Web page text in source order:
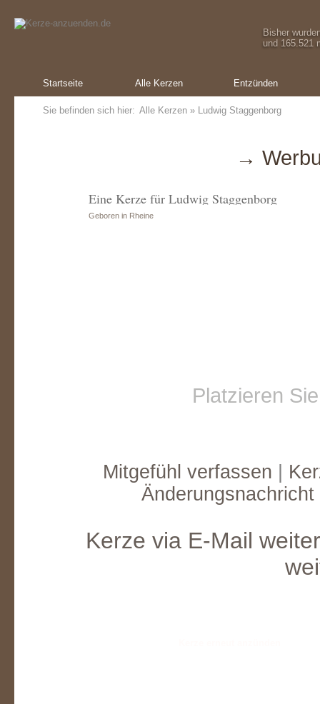
Bisher
und 165.521
Startseite Alle Kerzen Entzünden
Sie befinden sich hier: Alle Kerzen » Ludwig Staggenborg
→
Eine Kerze für Ludwig Staggenborg
Geboren in Rheine
Platzieren
Mitgefühl verfassen
Kerze via E-Mail